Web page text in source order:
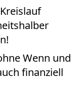
Wenn und
finanziell